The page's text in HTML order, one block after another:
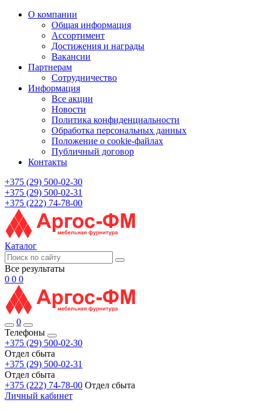
О компании
Общая информация
Ассортимент
Достижения и награды
Вакансии
Партнерам
Сотрудничество
Информация
Все акции
Новости
Политика конфиденциальности
Обработка персональных данных
Положение о cookie-файлах
Публичный договор
Контакты
+375 (29) 500-02-30
+375 (29) 500-02-31
+375 (222) 74-78-00
Каталог
Все результаты
0 0 0
0
Телефоны
+375 (29) 500-02-30
Отдел сбыта
+375 (29) 500-02-31
Отдел сбыта
+375 (222) 74-78-00 Отдел сбыта
Личный кабинет